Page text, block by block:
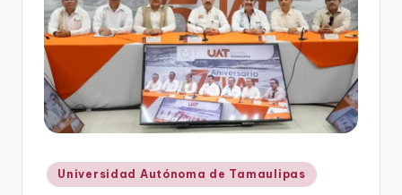
p
Publicado
en
Universidad Autónoma de Tamaulipas